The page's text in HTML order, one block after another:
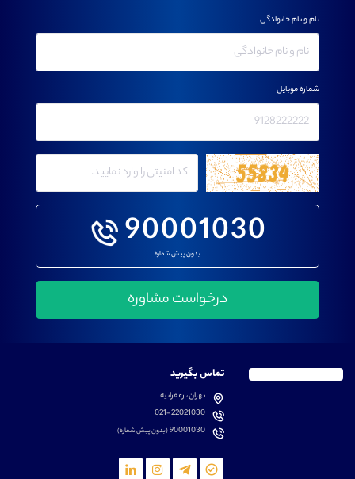
90001030
بدون پیش شماره
نام و نام خانوادگی
شماره موبایل
تماس بگیرید
تهران، زعفرانیه
021-22021030
90001030(بدون پیش شماره)